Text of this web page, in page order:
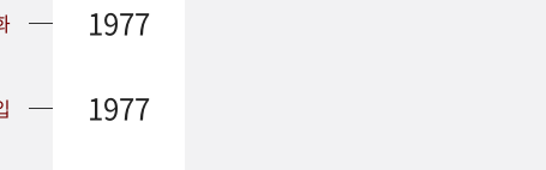
1977
1977